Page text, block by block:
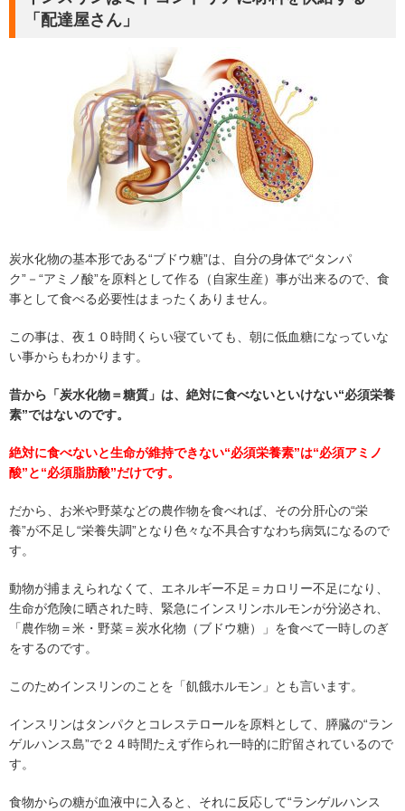
「配達屋さん」
炭水化物の基本形である“ブドウ糖”は、自分の身体で“タンパ
ク”－“アミノ酸”を原料として作る（自家生産）事が出来るので、食
事として食べる必要性はまったくありません。
この事は、夜１０時間くらい寝ていても、朝に低血糖になっていな
い事からもわかります。
昔から「炭水化物＝糖質」は、絶対に食べないといけない“必須栄養
素”ではないのです。
絶対に食べないと生命が維持できない“必須栄養素”は“必須アミノ
酸”と“必須脂肪酸”だけです。
だから、お米や野菜などの農作物を食べれば、その分肝心の“栄
養”が不足し“栄養失調”となり色々な不具合すなわち病気になるので
す。
動物が捕まえられなくて、エネルギー不足＝カロリー不足になり、
生命が危険に晒された時、緊急にインスリンホルモンが分泌され、
「農作物＝米・野菜＝炭水化物（ブドウ糖）」を食べて一時しのぎ
をするのです。
このためインスリンのことを「飢餓ホルモン」とも言います。
インスリンはタンパクとコレステロールを原料として、膵臓の“ラン
ゲルハンス島”で２４時間たえず作られ一時的に貯留されているので
す。
食物からの糖が血液中に入ると、それに反応して“ランゲルハンス